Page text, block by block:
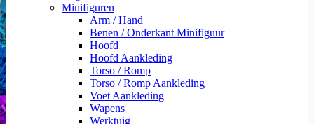
Minifiguren
Arm / Hand
Benen / Onderkant Minifiguur
Hoofd
Hoofd Aankleding
Torso / Romp
Torso / Romp Aankleding
Voet Aankleding
Wapens
Werktuig